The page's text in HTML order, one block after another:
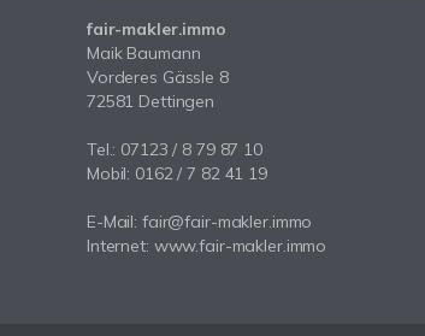
fair-makler.immo
Maik Baumann
Vorderes Gässle 8
72581 Dettingen
Tel.: 07123 / 8 79 87 10
Mobil: 0162 / 7 82 41 19
E-Mail: fair@fair-makler.immo
Internet: www.fair-makler.immo